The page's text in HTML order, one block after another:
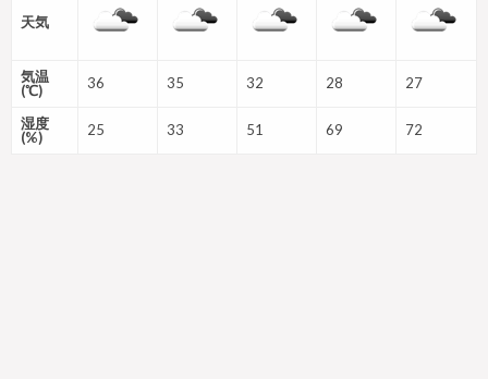
天気
気温
(℃)
36 35 32 28 27
湿度
(%)
25 33 51 69 72